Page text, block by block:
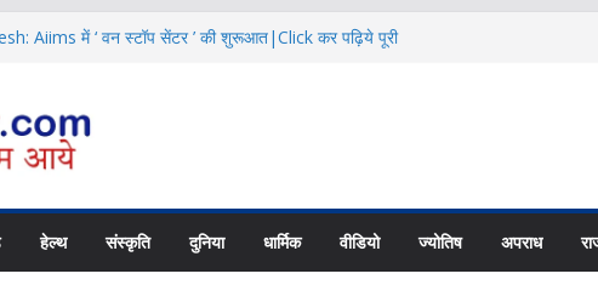
Aiims में ‘ वन स्टॉप सेंटर ’ की शुरूआत|Click कर पढ़िये पूरी
News… बुनियादी ढांचे के विकास पर करें फोकस: CS|Click
पूरी News
पढ़िये पूरी News
को यहां लग रहा रोजगार मेला|Click कर पढ़िये पूरी News
हेल्थ संस्कृति दुनिया धार्मिक वीडियो ज्योतिष अपराध